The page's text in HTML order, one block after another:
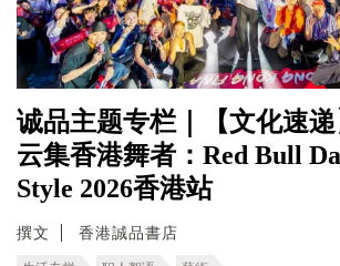
诚品主题专栏｜【文化速
云集香港舞者：Red Bull
Style 2026香港站
撰文 香港誠品書店